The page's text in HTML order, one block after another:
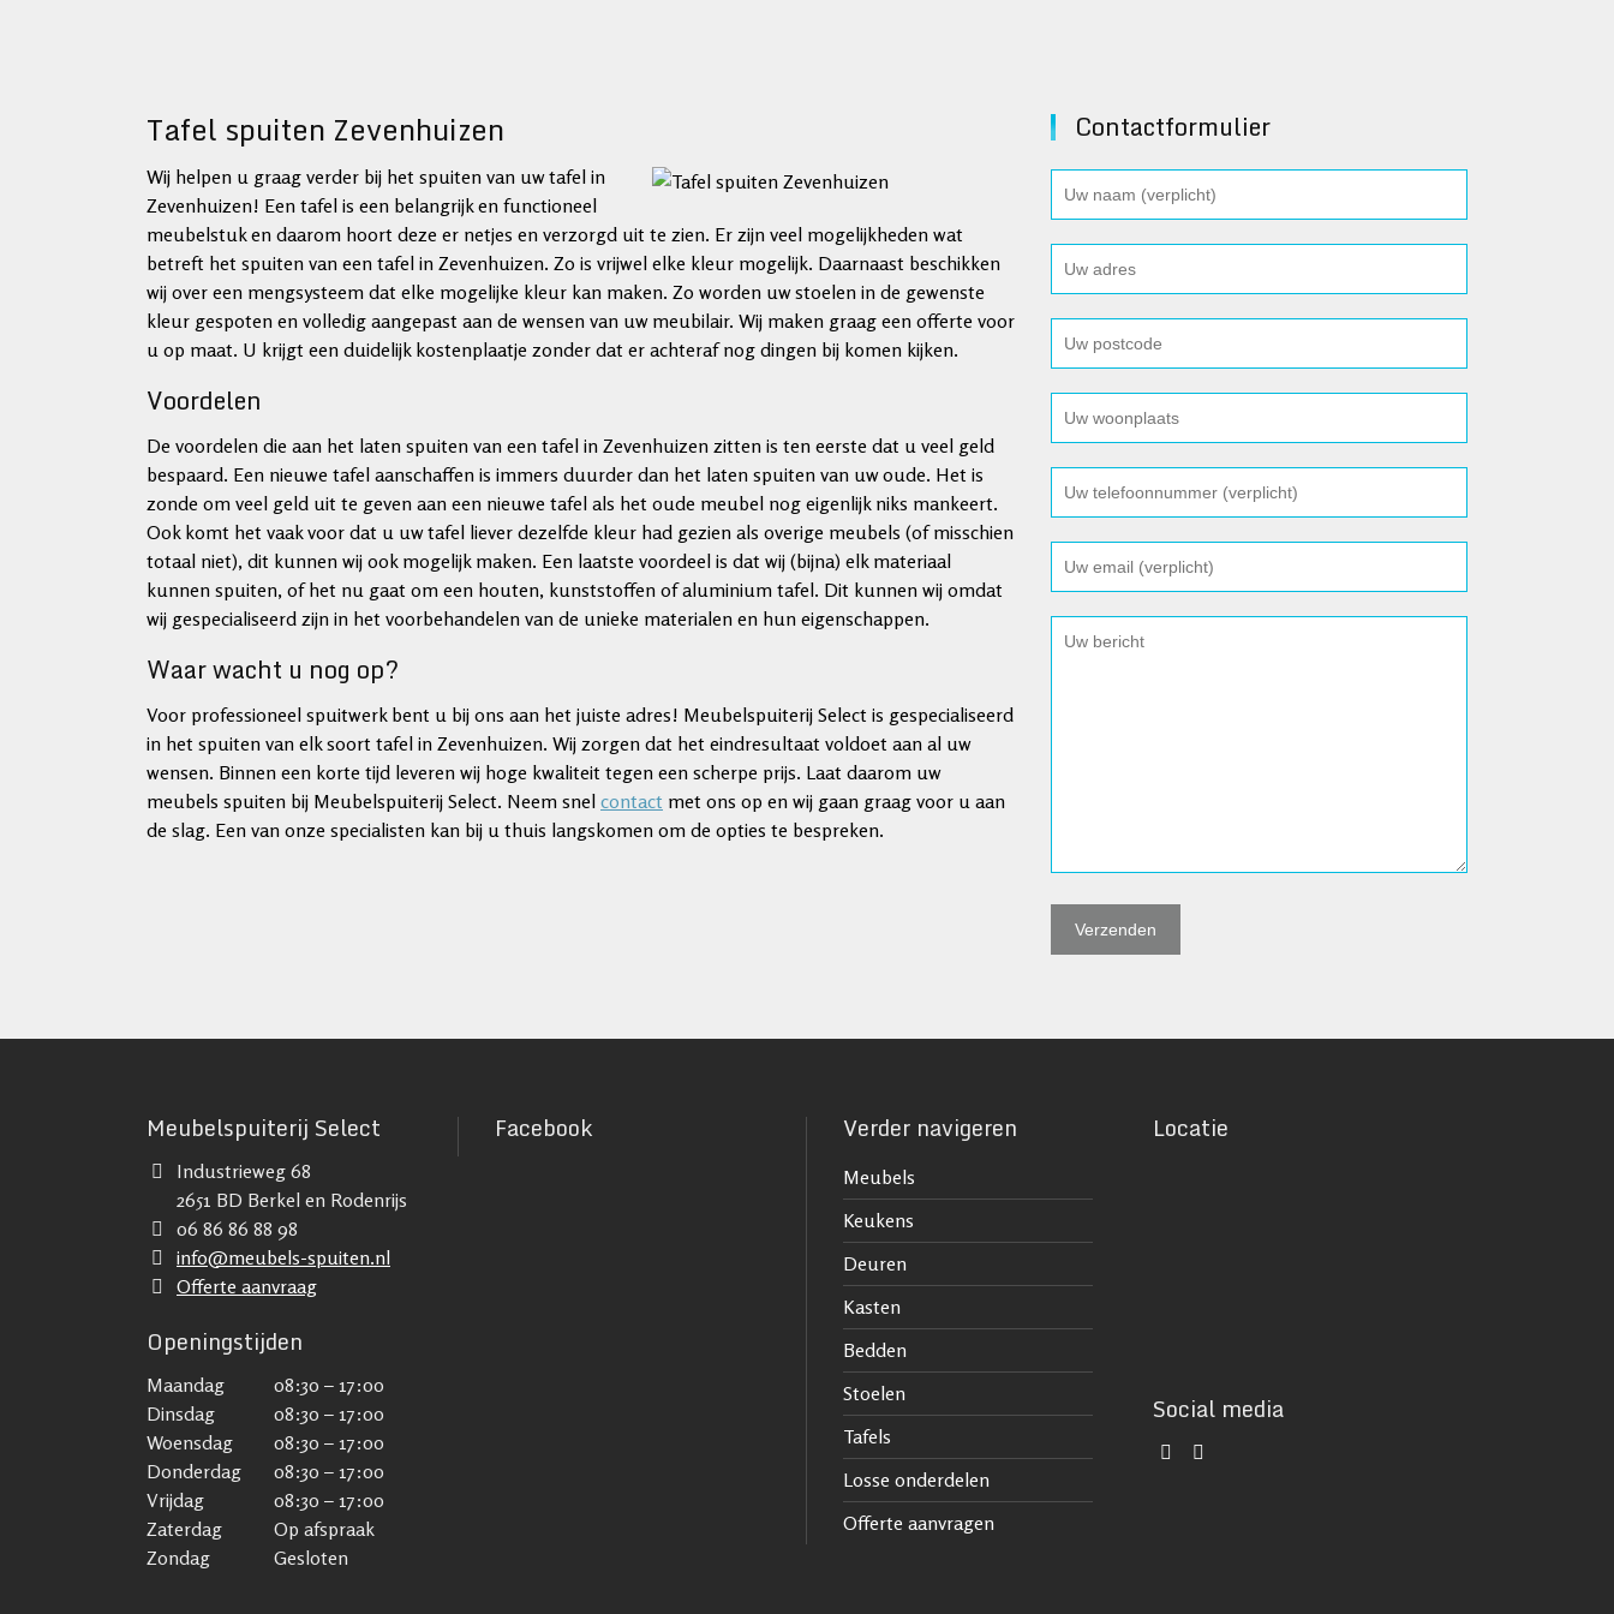
Tafel spuiten Zevenhuizen
Wij helpen u graag verder bij het spuiten van uw tafel in
Zevenhuizen! Een tafel is een belangrijk en functioneel
meubelstuk en daarom hoort deze er netjes en verzorgd uit te zien. Er zijn veel mogelijkheden wat
betreft het spuiten van een tafel in Zevenhuizen. Zo is vrijwel elke kleur mogelijk. Daarnaast beschikken
wij over een mengsysteem dat elke mogelijke kleur kan maken. Zo worden uw stoelen in de gewenste
kleur gespoten en volledig aangepast aan de wensen van uw meubilair. Wij maken graag een offerte voor
u op maat. U krijgt een duidelijk kostenplaatje zonder dat er achteraf nog dingen bij komen kijken.
Voordelen
De voordelen die aan het laten spuiten van een tafel in Zevenhuizen zitten is ten eerste dat u veel geld
bespaard. Een nieuwe tafel aanschaffen is immers duurder dan het laten spuiten van uw oude. Het is
zonde om veel geld uit te geven aan een nieuwe tafel als het oude meubel nog eigenlijk niks mankeert.
Ook komt het vaak voor dat u uw tafel liever dezelfde kleur had gezien als overige meubels (of misschien
totaal niet), dit kunnen wij ook mogelijk maken. Een laatste voordeel is dat wij (bijna) elk materiaal
kunnen spuiten, of het nu gaat om een houten, kunststoffen of aluminium tafel. Dit kunnen wij omdat
wij gespecialiseerd zijn in het voorbehandelen van de unieke materialen en hun eigenschappen.
Waar wacht u nog op?
Voor professioneel spuitwerk bent u bij ons aan het juiste adres! Meubelspuiterij Select is gespecialiseerd
in het spuiten van elk soort tafel in Zevenhuizen. Wij zorgen dat het eindresultaat voldoet aan al uw
wensen. Binnen een korte tijd leveren wij hoge kwaliteit tegen een scherpe prijs. Laat daarom uw
meubels spuiten bij Meubelspuiterij Select. Neem snel contact met ons op en wij gaan graag voor u aan
de slag. Een van onze specialisten kan bij u thuis langskomen om de opties te bespreken.
Contactformulier
Meubelspuiterij Select
Industrieweg 68
2651 BD Berkel en Rodenrijs
06 86 86 88 98
info@meubels-spuiten.nl
Offerte aanvraag
Openingstijden
Maandag
08:30 – 17:00
Dinsdag
08:30 – 17:00
Woensdag
08:30 – 17:00
Donderdag
08:30 – 17:00
Vrijdag
08:30 – 17:00
Zaterdag
Op afspraak
Zondag
Gesloten
Facebook Verder navigeren
Meubels
Keukens
Deuren
Kasten
Bedden
Stoelen
Tafels
Losse onderdelen
Offerte aanvragen
Locatie
Social media